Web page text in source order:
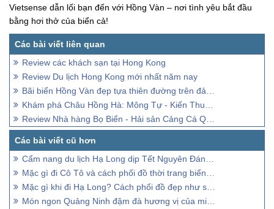
Vietsense dẫn lối bạn đến với Hồng Vàn – nơi tình yêu bắt đầu
bằng hơi thở của biển cả!
Review các khách sạn tại Hong Kong
Review Du lịch Hong Kong mới nhất năm nay
Bãi biển Hồng Vàn đẹp tựa thiên đường trên đảo Cô Tô
Khám phá Châu Hồng Hà: Mông Tự - Kiến Thuỷ - Bình Biên
Review Nhà hàng Bọ Biển - Hải sản Cảng Cá Quy Nhơn
Cẩm nang du lịch Hạ Long dịp Tết Nguyên Đán cho người đi lần đầu
Mặc gì đi Cô Tô và cách phối đồ thời trang biển cực chất
Mặc gì khi đi Hạ Long? Cách phối đồ đẹp như siêu sao
Món ngon Quảng Ninh đậm đà hương vị của miền biển